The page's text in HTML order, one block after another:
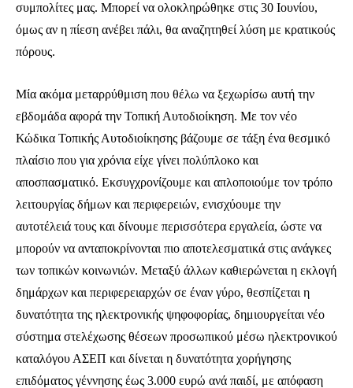
συμπολίτες μας. Μπορεί να ολοκληρώθηκε στις 30 Ιουνίου,
όμως αν η πίεση ανέβει πάλι, θα αναζητηθεί λύση με κρατικούς
πόρους.
Μία ακόμα μεταρρύθμιση που θέλω να ξεχωρίσω αυτή την
εβδομάδα αφορά την Τοπική Αυτοδιοίκηση. Με τον νέο
Κώδικα Τοπικής Αυτοδιοίκησης βάζουμε σε τάξη ένα θεσμικό
πλαίσιο που για χρόνια είχε γίνει πολύπλοκο και
αποσπασματικό. Εκσυγχρονίζουμε και απλοποιούμε τον τρόπο
λειτουργίας δήμων και περιφερειών, ενισχύουμε την
αυτοτέλειά τους και δίνουμε περισσότερα εργαλεία, ώστε να
μπορούν να ανταποκρίνονται πιο αποτελεσματικά στις ανάγκες
των τοπικών κοινωνιών. Μεταξύ άλλων καθιερώνεται η εκλογή
δημάρχων και περιφερειαρχών σε έναν γύρο, θεσπίζεται η
δυνατότητα της ηλεκτρονικής ψηφοφορίας, δημιουργείται νέο
σύστημα στελέχωσης θέσεων προσωπικού μέσω ηλεκτρονικού
καταλόγου ΑΣΕΠ και δίνεται η δυνατότητα χορήγησης
επιδόματος γέννησης έως 3.000 ευρώ ανά παιδί, με απόφαση